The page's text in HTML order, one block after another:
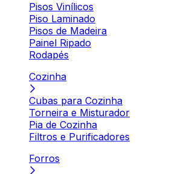
Pisos Vinílicos
Piso Laminado
Pisos de Madeira
Painel Ripado
Rodapés
Cozinha
Cubas para Cozinha
Torneira e Misturador
Pia de Cozinha
Filtros e Purificadores
Forros